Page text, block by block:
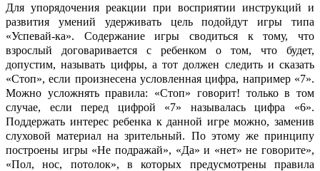
Для упорядочения реакции при восприятии инструкций и
развития умений удерживать цель подойдут игры типа
«Успевай-ка». Содержание игры сводиться к тому, что
взрослый договаривается с ребенком о том, что будет,
допустим, называть цифры, а тот должен следить и сказать
«Стоп», если произнесена условленная цифра, например «7».
Можно усложнять правила: «Стоп» говорит! только в том
случае, если перед цифрой «7» называлась цифра «6».
Поддержать интерес ребенка к данной игре можно, заменив
слуховой материал на зрительный. По этому же принципу
построены игры «Не подражай», «Да» и «нет» не говорите»,
«Пол, нос, потолок», в которых предусмотрены правила